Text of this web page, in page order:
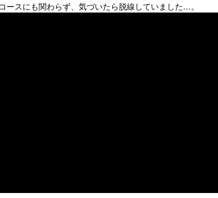
スにも関わらず、気づいたら脱線していました…。